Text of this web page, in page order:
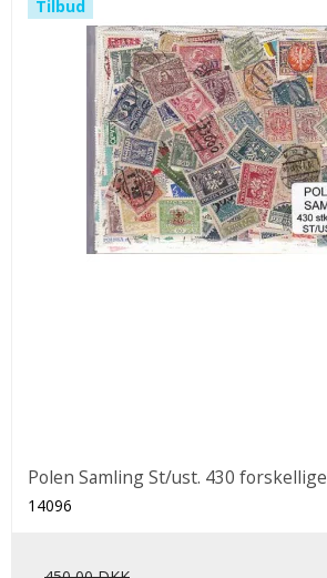
Tilbud
Polen Samling St/ust. 430 forskellige
14096